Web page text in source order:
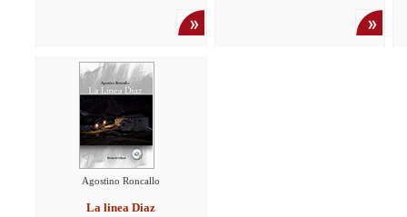
Agostino Roncallo
La linea Diaz